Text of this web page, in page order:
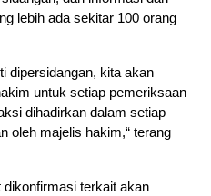
lebih ada sekitar 100 orang
dipersidangan, kita akan
untuk setiap pemeriksaan
dihadirkan dalam setiap
oleh majelis hakim,“ terang
terkait akan